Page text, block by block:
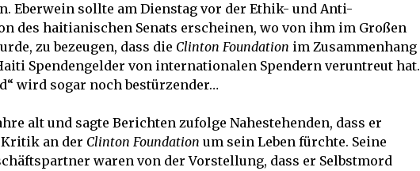
Eberwein sollte am Dienstag vor der Ethik- und Anti-
des haitianischen Senats erscheinen, wo von ihm im Großen
zu bezeugen, dass die Clinton Foundation im Zusammenhang
Spendengelder von internationalen Spendern veruntreut hat.
wird sogar noch bestürzender…
alt und sagte Berichten zufolge Nahestehenden, dass er
an der Clinton Foundation um sein Leben fürchte. Seine
waren von der Vorstellung, dass er Selbstmord